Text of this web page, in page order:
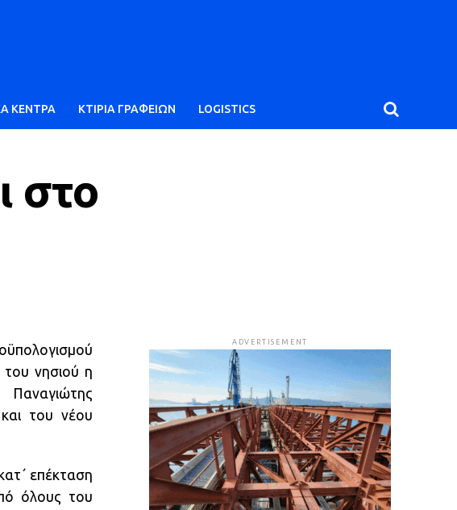
ΚΕΝΤΡΑ ΚΤΙΡΙΑ ΓΡΑΦΕΙΩΝ LOGISTICS
στο
νησιού η
Παναγιώτης
του νέου
επέκταση
όλους του
ADVERTISEMENT